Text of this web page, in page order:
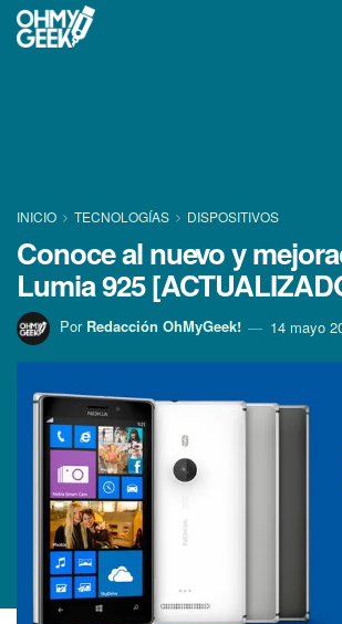
INICIO TECNOLOGÍ­AS DISPOSITIVOS
Conoce al nuevo y
Lumia 925
Por Redacción OhMyGeek! 14 mayo